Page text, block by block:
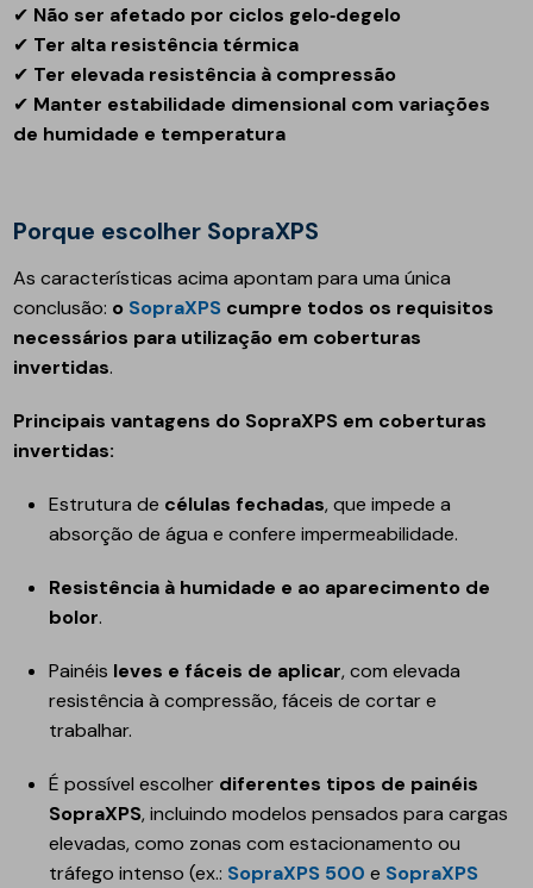
✔ Não ser afetado por ciclos gelo‑degelo
✔ Ter alta resistência térmica
✔ Ter elevada resistência à compressão
✔ Manter estabilidade dimensional com variações
de humidade e temperatura
Porque escolher SopraXPS
As características acima apontam para uma única
conclusão: o SopraXPS cumpre todos os requisitos
necessários para utilização em coberturas
invertidas.
Principais vantagens do SopraXPS em coberturas
invertidas:
Estrutura de células fechadas, que impede a
absorção de água e confere impermeabilidade.
Resistência à humidade e ao aparecimento de
bolor.
Painéis leves e fáceis de aplicar, com elevada
resistência à compressão, fáceis de cortar e
trabalhar.
É possível escolher diferentes tipos de painéis
SopraXPS, incluindo modelos pensados para cargas
elevadas, como zonas com estacionamento ou
tráfego intenso (ex.: SopraXPS 500 e SopraXPS